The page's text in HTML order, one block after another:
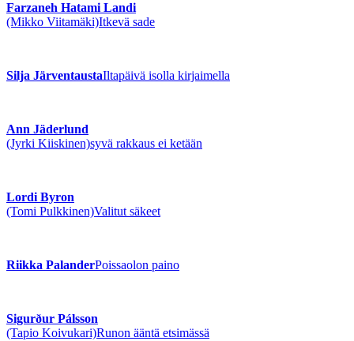
Farzaneh Hatami Landi
(Mikko Viitamäki)Itkevä sade
Silja JärventaustaIltapäivä isolla kirjaimella
Ann Jäderlund
(Jyrki Kiiskinen)syvä rakkaus ei ketään
Lordi Byron
(Tomi Pulkkinen)Valitut säkeet
Riikka PalanderPoissaolon paino
Sigurður Pálsson
(Tapio Koivukari)Runon ääntä etsimässä